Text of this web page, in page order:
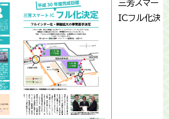
三芳スマート
ICフル化決定